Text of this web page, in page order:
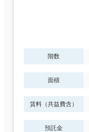
階数
面積
賃料（共益費含）
預託金